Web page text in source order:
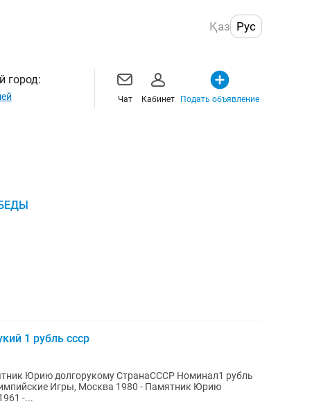
Қаз Рус
город:
Чат Кабинет Подать объявление
1 рубль ссср
Юрию долгорукому СтранаСССР Номинал1 рубль
Игры, Москва 1980 - Памятник Юрию
-...